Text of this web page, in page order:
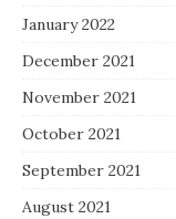
January 2022
December 2021
November 2021
October 2021
September 2021
August 2021